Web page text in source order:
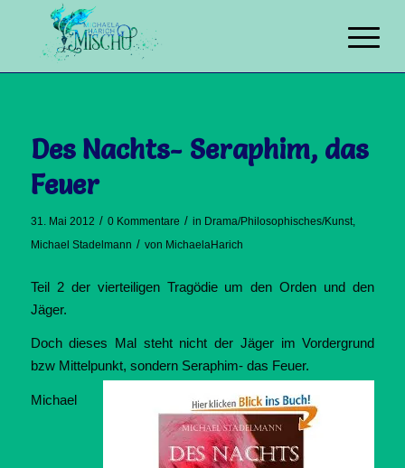
Des Nachts- Seraphim, das
Feuer
31. Mai 2012 / 0 Kommentare / in Drama/Philosophisches/Kunst,
Michael Stadelmann / von MichaelaHarich
Teil 2 der vierteiligen Tragödie um den Orden und den
Jäger.
Doch dieses Mal steht nicht der Jäger im Vordergrund
bzw Mittelpunkt, sondern Seraphim- das Feuer.
Michael